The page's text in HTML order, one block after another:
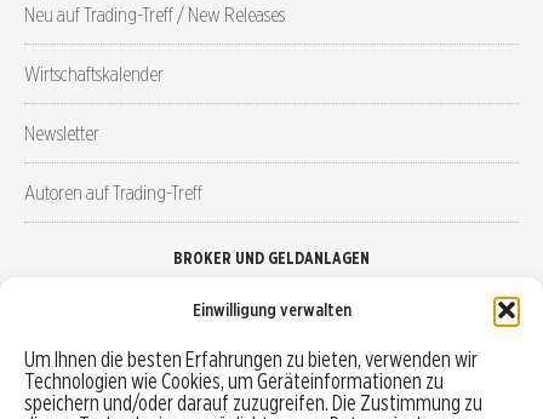
Einwilligung verwalten
Um Ihnen die besten Erfahrungen zu bieten, verwenden wir
Technologien wie Cookies, um Geräteinformationen zu
speichern und/oder darauf zuzugreifen. Die Zustimmung zu
Neu auf Trading-Treff / New Releases
Wirtschaftskalender
Newsletter
Autoren auf Trading-Treff
BROKER UND GELDANLAGEN
Robo-Advisor vergleichen